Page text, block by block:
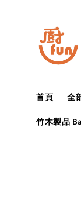
首頁 全
竹木製品